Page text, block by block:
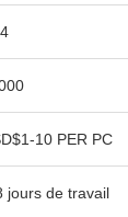
10 PER PC
jours de travail